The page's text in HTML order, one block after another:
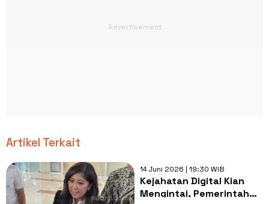
Artikel Terkait
14 Juni 2026 | 19:30 WIB
Kejahatan Digital Kian
Mengintai, Pemerintah